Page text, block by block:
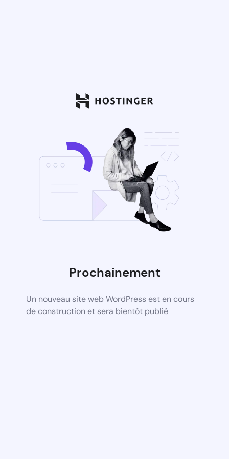
Prochainement
Un nouveau site web WordPress est en cours
de construction et sera bientôt publié